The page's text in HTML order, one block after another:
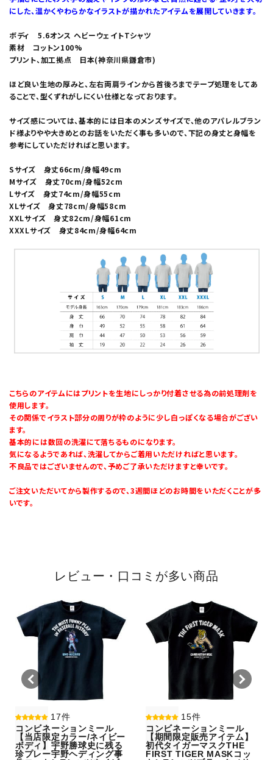
にした、温かくやわらかなイラストが描かれたアイテムを展開していきます。
ボディ 5.6オンス ヘビーウェイトTシャツ
素材 コットン100%
プリント、加工拠点 日本(神奈川県鎌倉市)
ほど良い生地の厚みと、左右両肩ラインから首後ろまでテープ処理をしてあ
ることで、型くずれがしにくい仕様となっております。
サイズ感については、基本的には日本のメンズサイズで、他のアパレルブラン
ド様よりやや大きめとのお話をいただく事も多いので、下記の身丈と身幅を
参考にしていただければと思います。
Sサイズ 身丈66cm/身幅49cm
Mサイズ 身丈70cm/身幅52cm
Lサイズ 身丈74cm/身幅55cm
XLサイズ 身丈78cm/身幅58cm
XXLサイズ 身丈82cm/身幅61cm
XXXLサイズ 身丈84cm/身幅64cm
こちらのアイテムにはプリントを生地にしっかり付着させる為の前処理剤を
使用します。
その関係でイラスト部分の周りが枠のように少し白っぽくなる場合がござい
ます。
基本的には数回の洗濯にて落ちるものになります。
気になるようであれば、洗濯してからご着用いただければと思います。
不良品ではございませんので、予めご了承いただけますと幸いです。
ご注文いただいてから製作するので、3週間ほどのお時間をいただくことが多
いです。
レビュー・口コミが多い商品
17件
コンビネーションミール
【当店限定カラー/ネイビー
ボディ】宇野勝球史に残る
珍プレー宇野ヘディング事
15件
コンビネーションミール
【期間限定販売アイテム】
初代タイガーマスクTHE
FIRST TIGER MASKコッ